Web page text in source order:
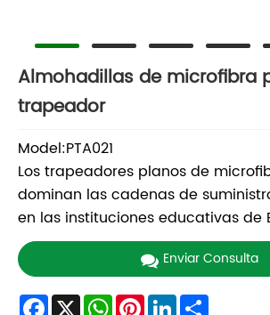
Almohadillas de microfibra
trapeador
Model:PTA021
Los trapeadores planos de
dominan las cadenas de
en las instituciones educativas de
Enviar Consulta
Facebook
X WhatsApp
Pinterest
LinkedIn